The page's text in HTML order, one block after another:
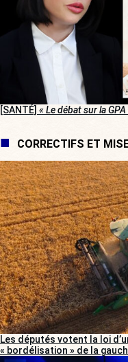
[SANTÉ] « Le débat sur la
CORRECTIFS ET
Les députés votent la loi
« bordélisation » de la